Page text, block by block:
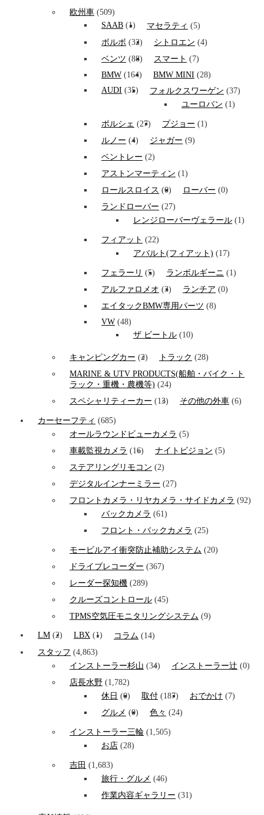
欧州車 (509)
SAAB (1) マセラティ (5)
ボルボ (32) シトロエン (4)
ベンツ (88) スマート (7)
BMW (164) BMW MINI (28)
AUDI (35) フォルクスワーゲン (37)
ユーロバン (1)
ポルシェ (27) プジョー (1)
ルノー (4) ジャガー (9)
ベントレー (2)
アストンマーティン (1)
ロールスロイス (0) ローバー (0)
ランドローバー (27)
レンジローバーヴェラール (1)
フィアット (22)
アバルト(フィアット) (17)
フェラーリ (5) ランボルギーニ (1)
アルファロメオ (3) ランチア (0)
エイタックBMW専用パーツ (8)
VW (48)
ザ ビートル (10)
キャンピングカー (2) トラック (28)
MARINE & UTV PRODUCTS(船舶・バイク・ト
ラック・重機・農機等) (24)
スペシャリティーカー (13) その他の外車 (6)
カーセーフティ (685)
オールラウンドビューカメラ (5)
車載監視カメラ (16) ナイトビジョン (5)
ステアリングリモコン (2)
デジタルインナーミラー (27)
フロントカメラ・リヤカメラ・サイドカメラ (92)
バックカメラ (61)
フロント・バックカメラ (25)
モービルアイ衝突防止補助システム (20)
ドライブレコーダー (367)
レーダー探知機 (289)
クルーズコントロール (45)
TPMS空気圧モニタリングシステム (9)
LM (2) LBX (1) コラム (14)
スタッフ (4,863)
インストーラー杉山 (34) インストーラー辻 (0)
店長水野 (1,782)
休日 (0) 取付 (187) おでかけ (7)
グルメ (0) 色々 (24)
インストーラー三輪 (1,505)
お店 (28)
吉田 (1,683)
旅行・グルメ (46)
作業内容ギャラリー (31)